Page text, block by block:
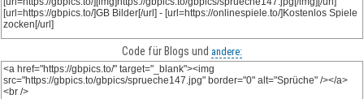
Code für Blogs und andere: